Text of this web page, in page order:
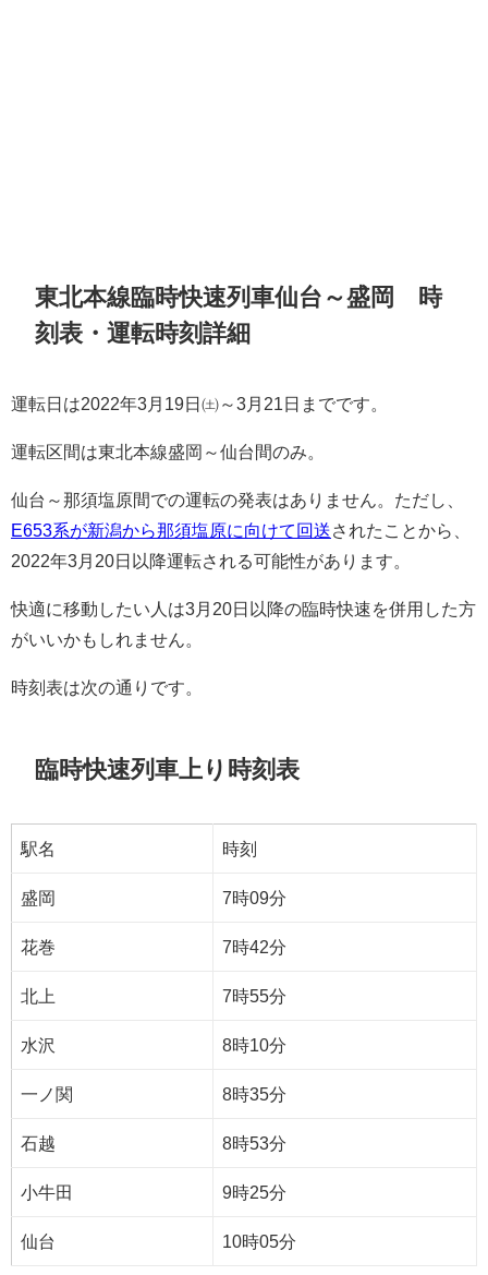
東北本線臨時快速列車仙台～盛岡 時
刻表・運転時刻詳細
運転日は2022年3月19日㈯～3月21日までです。
運転区間は東北本線盛岡～仙台間のみ。
仙台～那須塩原間での運転の発表はありません。ただし、
E653系が新潟から那須塩原に向けて回送されたことから、
2022年3月20日以降運転される可能性があります。
快適に移動したい人は3月20日以降の臨時快速を併用した方
がいいかもしれません。
時刻表は次の通りです。
臨時快速列車上り時刻表
駅名 時刻
盛岡 7時09分
花巻 7時42分
北上 7時55分
水沢 8時10分
一ノ関 8時35分
石越 8時53分
小牛田 9時25分
仙台 10時05分